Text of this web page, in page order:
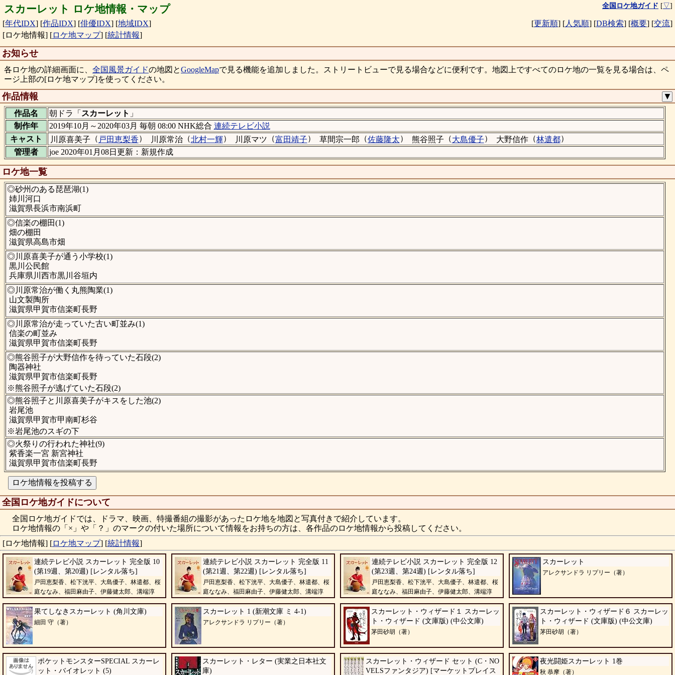
スカーレット ロケ地情報・マップ 全国ロケ地ガイド [▽]
[年代IDX] [作品IDX] [俳優IDX] [地域IDX] [更新順] [人気順] [DB検索] [概要] [交流]
[ロケ地情報] [ロケ地マップ] [統計情報]
お知らせ
各ロケ地の詳細画面に、 全国風景ガイドの地図とGoogleMapで見る機能を追加しました。ストリートビューで見る場合などに便利です。地図上ですべてのロケ地の一覧を見る場合は、ペ
ージ上部の[ロケ地マップ]を使ってください。
作品情報 ▼
作品名 朝ドラ「 スカーレット 」
制作年
2019年10月～2020年03月 毎朝 08:00 NHK総合 連続テレビ小説
キャスト
川原喜美子 （ 戸田恵梨香） 川原常治（北村一輝） 川原マツ （富田靖子） 草間宗一郎 （佐藤隆太） 熊谷照子 （大島優子） 大野信作（林遣都）
管理者
joe 2020年01月08日更新：新規作成
ロケ地一覧
◎砂州のある琵琶湖(1)
姉川河口
滋賀県長浜市南浜町
◎信楽の棚田(1)
畑の棚田
滋賀県高島市畑
◎川原喜美子が通う小学校(1)
黒川公民館
兵庫県川西市黒川谷垣内
◎川原常治が働く丸熊陶業(1)
山文製陶所
滋賀県甲賀市信楽町長野
◎川原常治が走っていた古い町並み(1)
信楽の町並み
滋賀県甲賀市信楽町長野
◎熊谷照子が大野信作を待っていた石段(2)
陶器神社
滋賀県甲賀市信楽町長野
※熊谷照子が逃げていた石段(2)
◎熊谷照子と川原喜美子がキスをした池(2)
岩尾池
滋賀県甲賀市甲南町杉谷
※岩尾池のスギの下
◎火祭りの行われた神社(9)
紫香楽一宮 新宮神社
滋賀県甲賀市信楽町長野
全国ロケ地ガイドについて
全国ロケ地ガイドでは、ドラマ、映画、特撮番組の撮影があったロケ地を地図と写真付きで紹介しています。
ロケ地情報の「×」や「？」のマークの付いた場所について情報をお持ちの方は、各作品のロケ地情報から投稿してください。
[ロケ地情報] [ロケ地マップ] [統計情報]
連続テレビ小説 スカーレット 完全版 10
(第19週、第20週) [レンタル落ち]
戸田恵梨香、松下洸平、大島優子、林遣都、桜
庭ななみ、福田麻由子、伊藤健太郎、溝端淳
連続テレビ小説 スカーレット 完全版 11
(第21週、第22週) [レンタル落ち]
戸田恵梨香、松下洸平、大島優子、林遣都、桜
庭ななみ、福田麻由子、伊藤健太郎、溝端淳
連続テレビ小説 スカーレット 完全版 12
(第23週、第24週) [レンタル落ち]
戸田恵梨香、松下洸平、大島優子、林遣都、桜
庭ななみ、福田麻由子、伊藤健太郎、溝端淳
スカーレット
アレクサンドラ リプリー（著）
果てしなきスカーレット (角川文庫)
細田 守（著）
スカーレット 1 (新潮文庫 ミ 4-1)
アレクサンドラ リプリー（著）
スカーレット・ウィザード１ スカーレッ
ト・ウィザード (文庫版) (中公文庫)
茅田砂胡（著）
スカーレット・ウィザード６ スカーレッ
ト・ウィザード (文庫版) (中公文庫)
茅田砂胡（著）
ポケットモンスターSPECIAL スカーレ
ット・バイオレット (5)
スカーレット・レター (実業之日本社文
庫)
スカーレット・ウィザード セット (C・NO
VELSファンタジア) [マーケットプレイス
夜光闘姫スカーレット 1巻
秋 恭摩（著）